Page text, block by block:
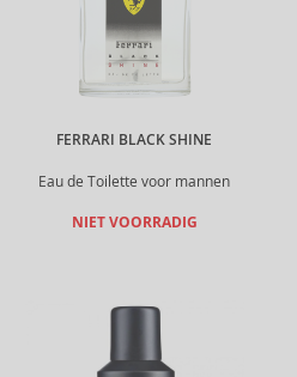
FERRARI BLACK SHINE
Eau de Toilette voor mannen
NIET VOORRADIG